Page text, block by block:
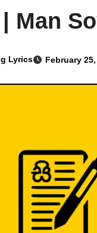
Man
Lyrics February